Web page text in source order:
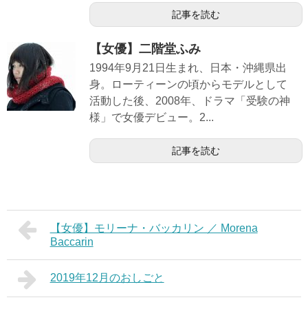
記事を読む
【女優】二階堂ふみ
1994年9月21日生まれ、日本・沖縄県出
身。ローティーンの頃からモデルとして
活動した後、2008年、ドラマ「受験の神
様」で女優デビュー。2...
記事を読む
【女優】モリーナ・バッカリン ／ Morena
Baccarin
2019年12月のおしごと